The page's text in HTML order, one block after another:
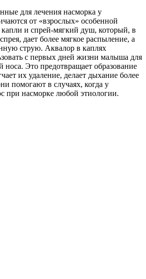
для лечения насморка у
от «взрослых» особенной
и спрей-мягкий душ, который, в
дает более мягкое распыление, а
струю. Аквалор в каплях
с первых дней жизни малыша для
носа. Это предотвращает образование
их удаление, делает дыхание более
помогают в случаях, когда у
при насморке любой этиологии.